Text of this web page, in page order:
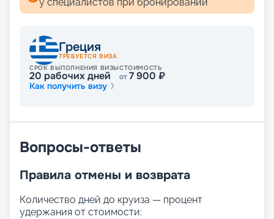
Греция
ТРЕБУЕТСЯ ВИЗА
СРОК ВЫПОЛНЕНИЯ ВИЗЫ
20 рабочих дней
СТОИМОСТЬ
от7 900 ₽
Как получить визу
Вопросы-ответы
Правила отмены и возврата
Количество дней до круиза — процент
удержания от стоимости: